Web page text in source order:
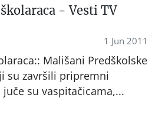
- Vesti TV
1 Jun 2011
Mališani Predškolske
su završili pripremni
su vaspitačicama,...